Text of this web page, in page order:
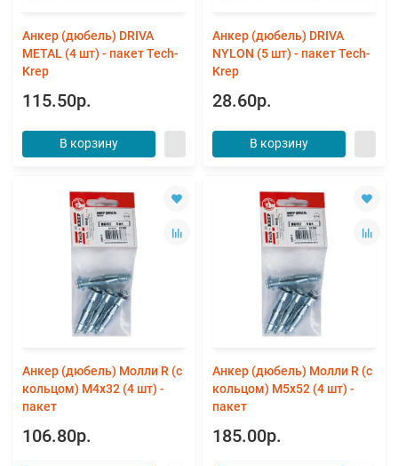
Анкер (дюбель) DRIVA
METAL (4 шт) - пакет Tech-
Krep
115.50р.
В корзину
Анкер (дюбель) DRIVA
NYLON (5 шт) - пакет Tech-
Krep
28.60р.
В корзину
Анкер (дюбель) Молли R (с
кольцом) М4х32 (4 шт) -
пакет
106.80р.
Анкер (дюбель) Молли R (с
кольцом) М5х52 (4 шт) -
пакет
185.00р.